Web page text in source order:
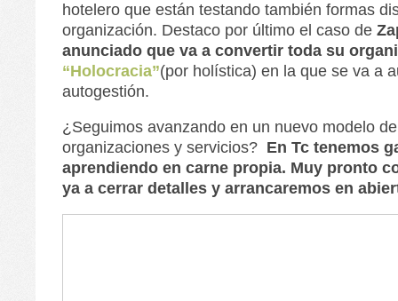
hotelero que están testando también formas
organización. Destaco por último el caso de
anunciado que va a convertir toda su
“Holocracia”(por holística) en la que se va a
autogestión.
¿Seguimos avanzando en un nuevo modelo
organizaciones y servicios? En Tc tenemos
aprendiendo en carne propia. Muy pronto
ya a cerrar detalles y arrancaremos en